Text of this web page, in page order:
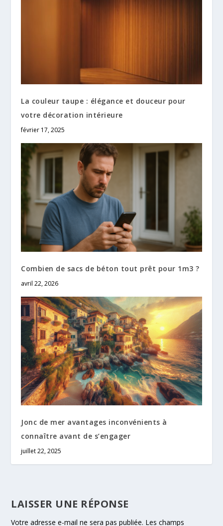
La couleur taupe : élégance et douceur pour
votre décoration intérieure
février 17, 2025
Combien de sacs de béton tout prêt pour 1m3 ?
avril 22, 2026
Jonc de mer avantages inconvénients à
connaître avant de s’engager
juillet 22, 2025
LAISSER UNE RÉPONSE
Votre adresse e-mail ne sera pas publiée. Les champs